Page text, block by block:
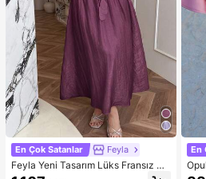
En Çok Satanlar Feyla
Feyla Yeni Tasarım Lüks Fransız Şı
k Romantik Mor Tatil Elbisesi
En
ast